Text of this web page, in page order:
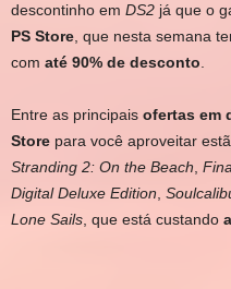
descontinho em DS2 já que o
PS Store , que nesta semana
com até 90% de desconto
Entre as principais ofertas em
Store para você aproveitar
Stranding 2: On the Beach
Digital Deluxe Edition
Lone Sails , que está custando